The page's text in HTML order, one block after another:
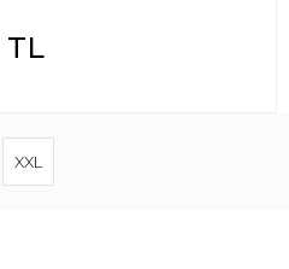
TL
XXL